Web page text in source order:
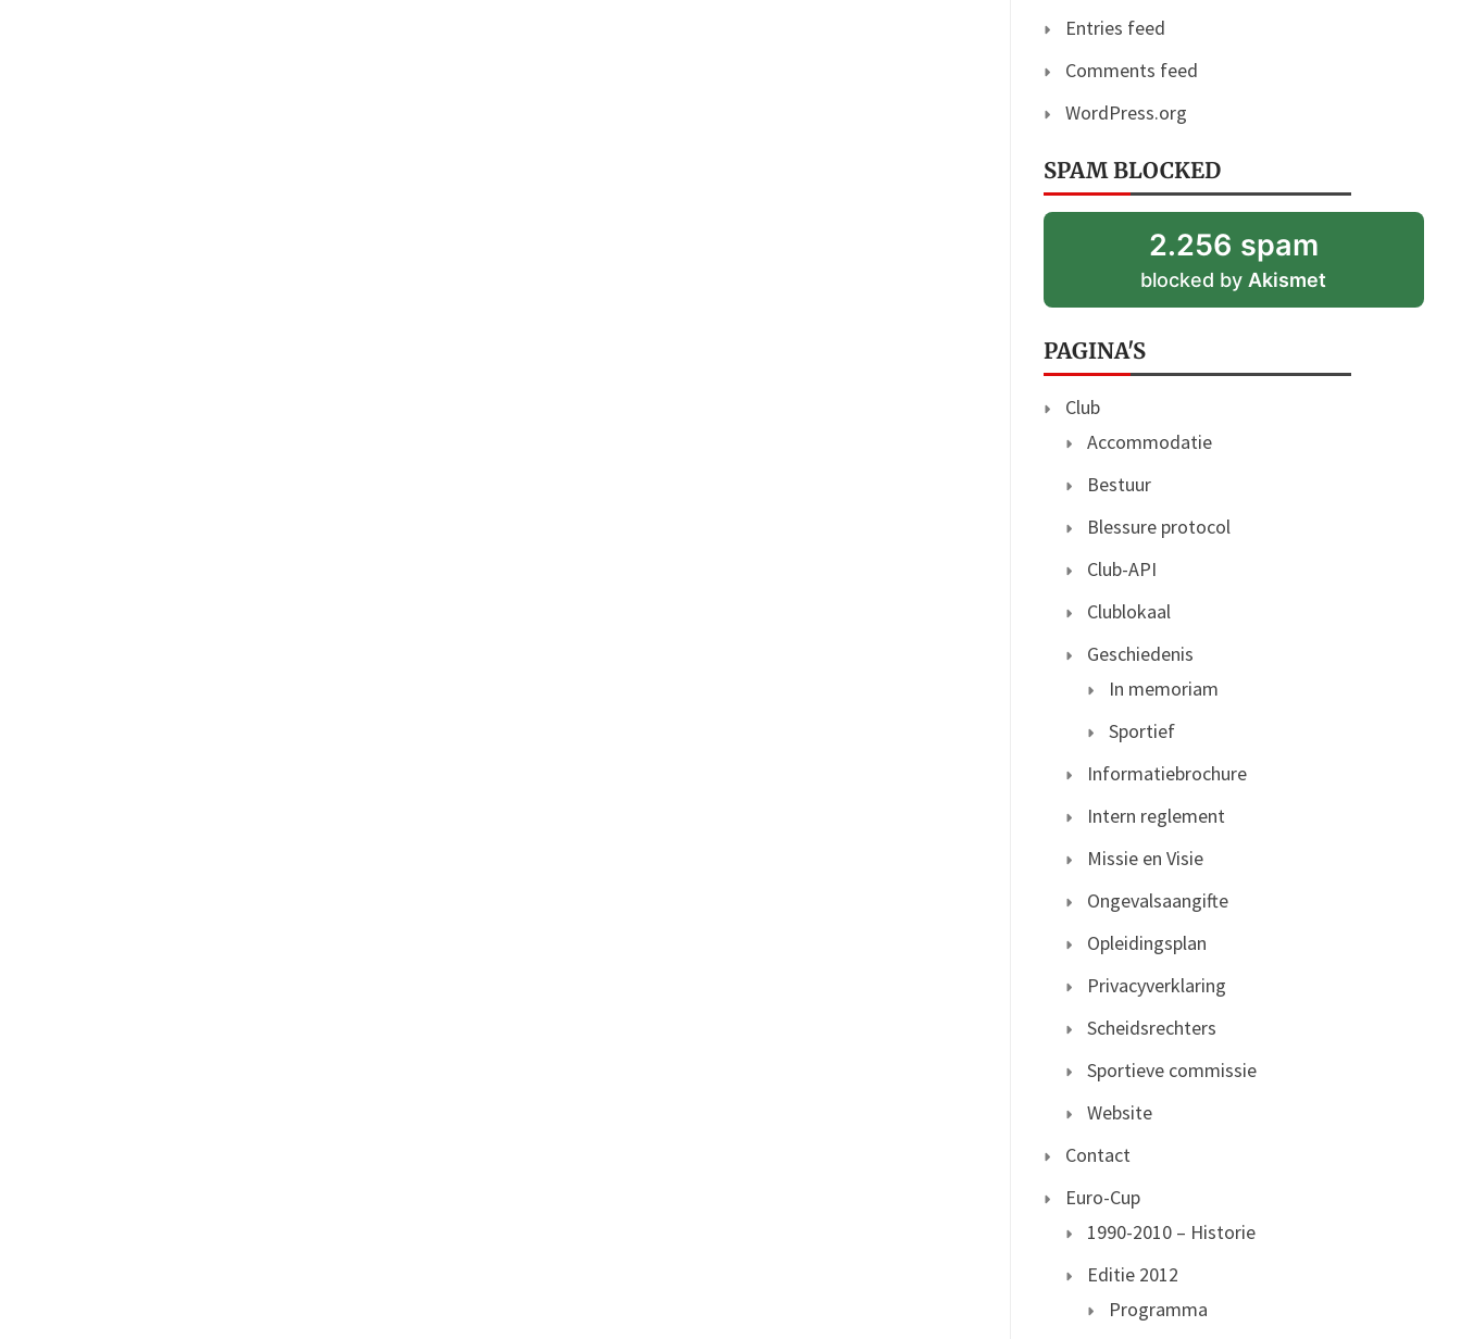
Entries feed
Comments feed
WordPress.org
SPAM BLOCKED
2.256 spam
blocked byAkismet
PAGINA'S
Club
Accommodatie
Bestuur
Blessure protocol
Club-API
Clublokaal
Geschiedenis
In memoriam
Sportief
Informatiebrochure
Intern reglement
Missie en Visie
Ongevalsaangifte
Opleidingsplan
Privacyverklaring
Scheidsrechters
Sportieve commissie
Website
Contact
Euro-Cup
1990-2010 – Historie
Editie 2012
Programma